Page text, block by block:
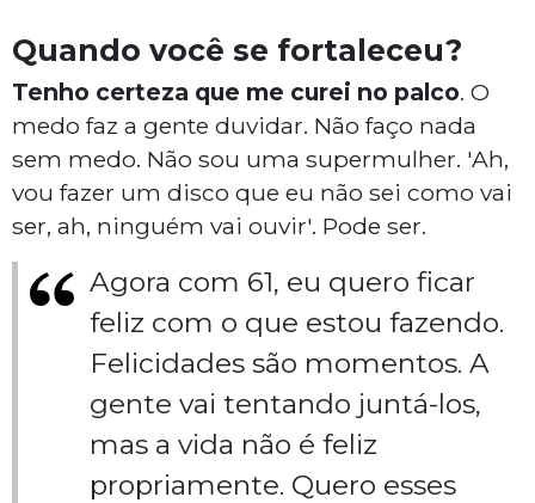
Quando você se fortaleceu?
Tenho certeza que me curei no palco. O
medo faz a gente duvidar. Não faço nada
sem medo. Não sou uma supermulher. 'Ah,
vou fazer um disco que eu não sei como vai
ser, ah, ninguém vai ouvir'. Pode ser.
Agora com 61, eu quero ficar
feliz com o que estou fazendo.
Felicidades são momentos. A
gente vai tentando juntá-los,
mas a vida não é feliz
propriamente. Quero esses